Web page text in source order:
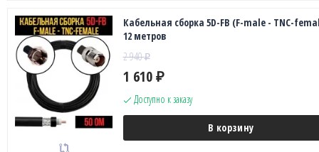
Кабельная сборка 5D-FB (F-male - TNC-
12 метров
2 940₽
1 610 ₽
Доступно к заказу
В корзину